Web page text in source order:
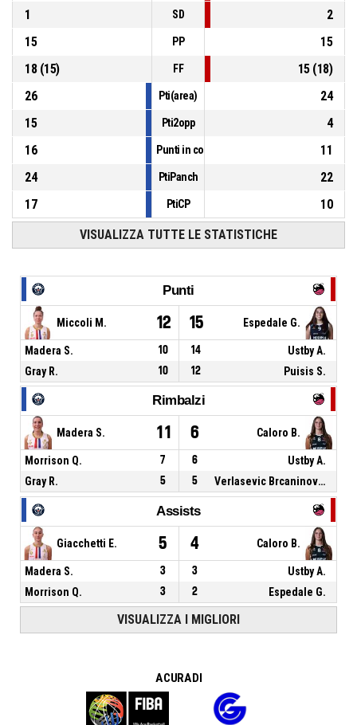
1
SD
2
15
PP
15
18(15) FF 15(18)
26
Pti(area)
24
15
Pti2opp
4
16
Punti in contropiede
11
24
PtiPanch
22
17
PtiCP 10
VISUALIZZA TUTTE LE STATISTICHE
Punti
Miccoli M. 12 15 Espedale G.
Madera S. 10 14
Ustby A.
Gray R.
10 12 Puisis S.
Rimbalzi
Madera S. 11 6 Caloro B.
Morrison Q. 7 6
Ustby A.
Gray R.
5 5 Verlasevic Brcaninovic M.
Assists
Giacchetti E. 5 4 Caloro B.
Madera S. 3 3
Ustby A.
Morrison Q.
3 2 Espedale G.
VISUALIZZA I MIGLIORI
A CURA DI